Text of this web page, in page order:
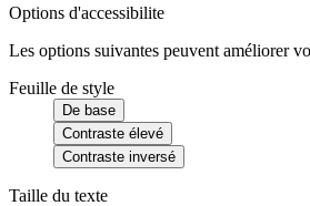
Options d'accessibilite
Les options suivantes peuvent améliorer
Feuille de style
De base
Contraste élevé
Contraste inversé
Taille du texte